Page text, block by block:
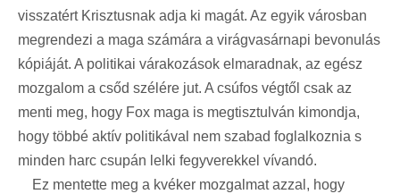
visszatért Krisztusnak adja ki magát. Az egyik városban
megrendezi a maga számára a virágvasárnapi bevonulás
kópiáját. A politikai várakozások elmaradnak, az egész
mozgalom a csőd szélére jut. A csúfos végtől csak az
menti meg, hogy Fox maga is megtisztulván kimondja,
hogy többé aktív politikával nem szabad foglalkoznia s
minden harc csupán lelki fegyverekkel vívandó.
Ez mentette meg a kvéker mozgalmat azzal, hogy